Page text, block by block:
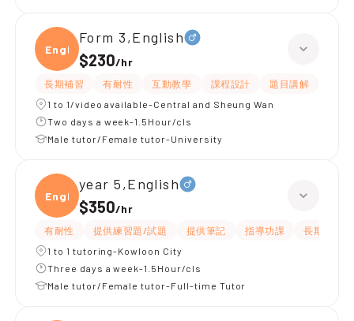
Engli
Form 3,English
$230/hr
長期補習 有耐性 互動教學 課程設計 題目講解
1 to 1/video available-Central and Sheung Wan
Two days a week-1.5Hour/cls
Male tutor/Female tutor-University
Engli
year 5,English
$350/hr
有耐性 提供練習題/試題 提供筆記 指導功課
長期補習
1 to 1 tutoring-Kowloon City
Three days a week-1.5Hour/cls
Male tutor/Female tutor-Full-time Tutor